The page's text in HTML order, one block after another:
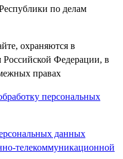
по делам
охраняются в
Российской Федерации, в
правах
персональных
данных
телекоммуникационной